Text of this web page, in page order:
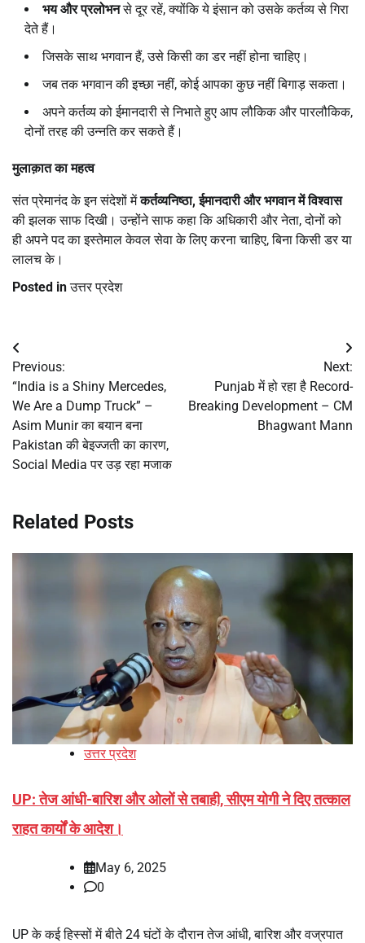
भय और प्रलोभनसे दूर रहें, क्योंकि ये इंसान को उसके कर्तव्य से गिरा
देते हैं।
जिसके साथ भगवान हैं, उसे किसी का डर नहीं होना चाहिए।
जब तक भगवान की इच्छा नहीं, कोई आपका कुछ नहीं बिगाड़ सकता।
अपने कर्तव्य को ईमानदारी से निभाते हुए आप लौकिक और पारलौकिक,
दोनों तरह की उन्नति कर सकते हैं।
मुलाक़ात का महत्व
संत प्रेमानंद के इन संदेशों मेंकर्तव्यनिष्ठा,ईमानदारी और भगवान में विश्वास
की झलक साफ दिखी। उन्होंने साफ कहा कि अधिकारी और नेता, दोनों को
ही अपने पद का इस्तेमाल केवल सेवा के लिए करना चाहिए, बिना किसी डर या
लालच के।
Posted inउत्तर प्रदेश
Post
navigation
Previous:
“India is a Shiny Mercedes,
We Are a Dump Truck” –
Asim Munir का बयान बना
Pakistan की बेइज्जती का कारण,
Social Media पर उड़ रहा मजाक
Next:
Punjab में हो रहा है Record-
Breaking Development – CM
Bhagwant Mann
Related Posts
उत्तर प्रदेश
UP: तेज आंधी-बारिश और ओलों से तबाही, सीएम योगी ने दिए तत्काल
राहत कार्यों के आदेश।
May 6, 2025
0
UP के कई हिस्सों में बीते 24 घंटों के दौरान तेज आंधी, बारिश और वज्रपात